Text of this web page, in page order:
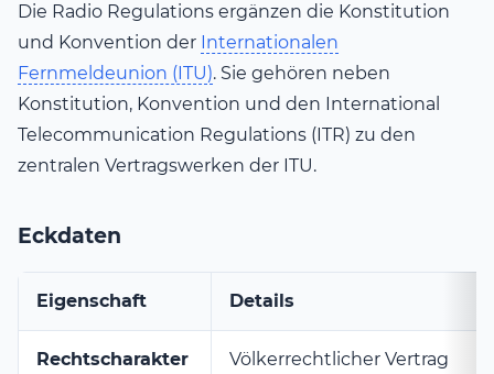
Die Radio Regulations ergänzen die Konstitution
und Konvention der Internationalen
Fernmeldeunion (ITU). Sie gehören neben
Konstitution, Konvention und den International
Telecommunication Regulations (ITR) zu den
zentralen Vertragswerken der ITU.
Eckdaten
Eigenschaft Details
Rechtscharakter Völkerrechtlicher Vertrag